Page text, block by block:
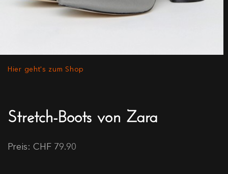
Hier geht's zum Shop
Stretch-Boots von Zara
Preis: CHF 79.90